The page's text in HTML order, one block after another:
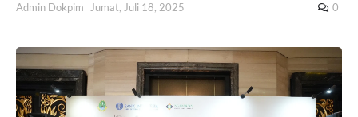
Admin Dokpim Jumat, Juli 18, 2025 0